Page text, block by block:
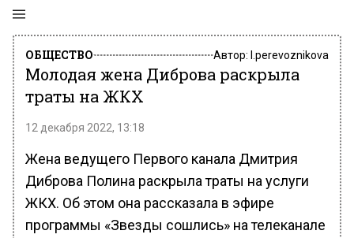
ОБЩЕСТВО Автор: l.perevoznikova
Молодая жена Диброва раскрыла
траты на ЖКХ
12 декабря 2022, 13:18
Жена ведущего Первого канала Дмитрия
Диброва Полина раскрыла траты на услуги
ЖКХ. Об этом она рассказала в эфире
программы «Звезды сошлись» на телеканале